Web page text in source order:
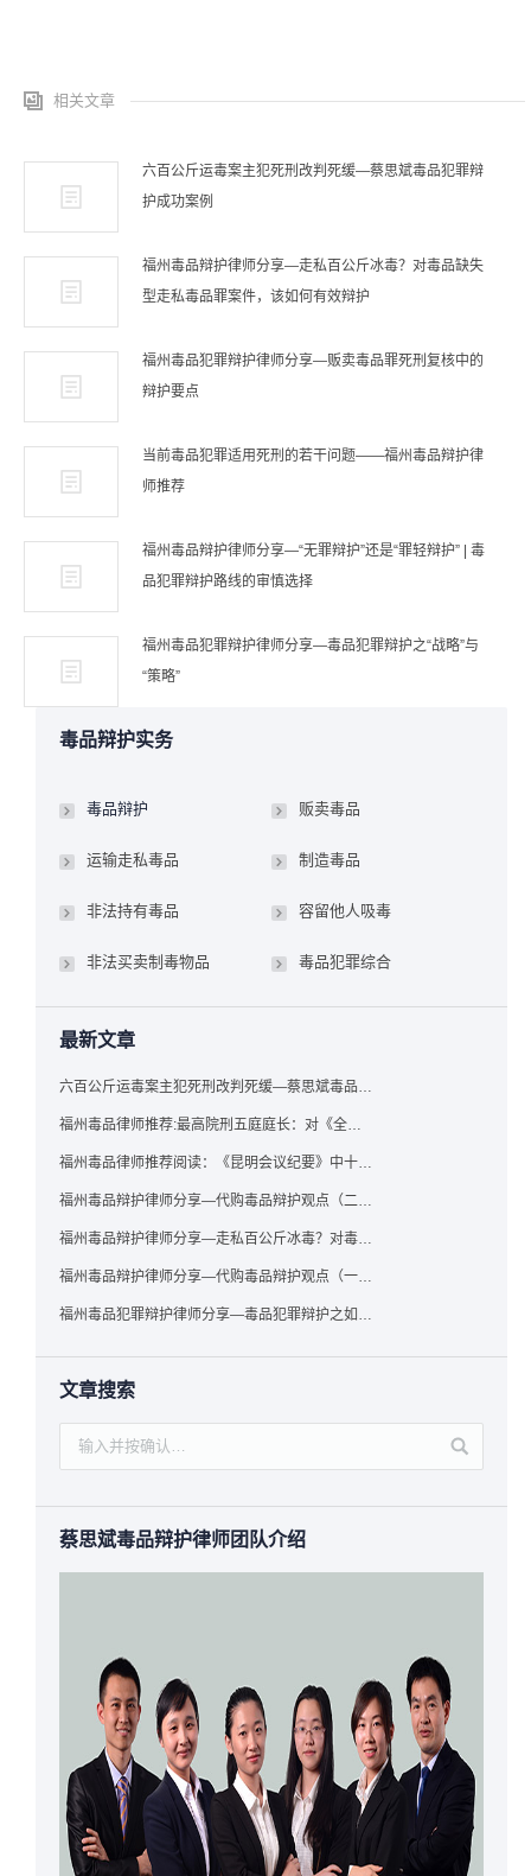
相关文章
六百公斤运毒案主犯死刑改判死缓—蔡思斌毒品犯罪辩
护成功案例
福州毒品辩护律师分享—走私百公斤冰毒？对毒品缺失
型走私毒品罪案件，该如何有效辩护
福州毒品犯罪辩护律师分享—贩卖毒品罪死刑复核中的
辩护要点
当前毒品犯罪适用死刑的若干问题——福州毒品辩护律
师推荐
福州毒品辩护律师分享—“无罪辩护”还是“罪轻辩护” | 毒
品犯罪辩护路线的审慎选择
福州毒品犯罪辩护律师分享—毒品犯罪辩护之“战略”与
“策略”
毒品辩护实务
毒品辩护 贩卖毒品
运输走私毒品 制造毒品
非法持有毒品 容留他人吸毒
非法买卖制毒物品 毒品犯罪综合
最新文章
六百公斤运毒案主犯死刑改判死缓—蔡思斌毒品犯罪辩护成功案例
福州毒品律师推荐:最高院刑五庭庭长：对《全国法院毒品案件审判工作会议纪要》的理解与适用
福州毒品律师推荐阅读：《昆明会议纪要》中十个“意想不到”的规定
福州毒品辩护律师分享—代购毒品辩护观点（二）——“牟利”之辩
福州毒品辩护律师分享—走私百公斤冰毒？对毒品缺失型走私毒品罪案件，该如何有效辩护
福州毒品辩护律师分享—代购毒品辩护观点（一）——“真假”之辩
福州毒品犯罪辩护律师分享—毒品犯罪辩护之如何提炼言辞证据
文章搜索
蔡思斌毒品辩护律师团队介绍